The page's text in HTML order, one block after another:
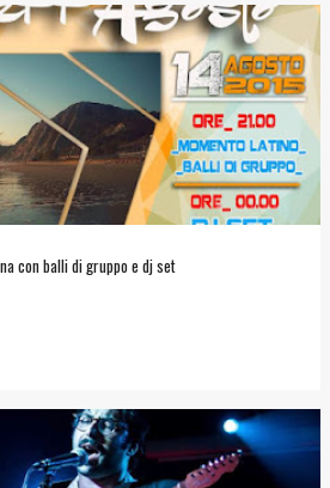
con balli di gruppo e dj set